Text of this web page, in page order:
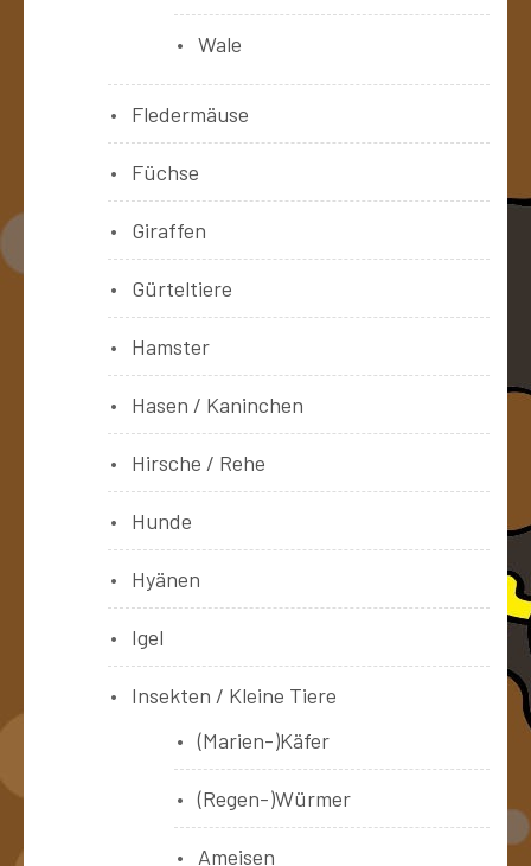
Wale
Fledermäuse
Füchse
Giraffen
Gürteltiere
Hamster
Hasen / Kaninchen
Hirsche / Rehe
Hunde
Hyänen
Igel
Insekten / Kleine Tiere
(Marien-)Käfer
(Regen-)Würmer
Ameisen